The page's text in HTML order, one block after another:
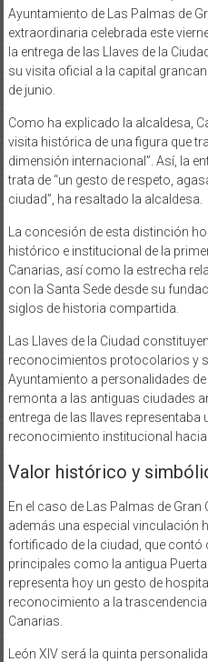
Ayuntamiento de Las Palmas de
extraordinaria celebrada este
la entrega de las Llaves de la
su visita oficial a la capital
de junio.
Como ha explicado la alcaldesa,
visita histórica de una figura que
dimensión internacional”. Así, la
trata de “un gesto de respeto,
ciudad”, ha resaltado la alcaldesa.
La concesión de esta distinción
histórico e institucional de la
Canarias, así como la estrecha
con la Santa Sede desde su
siglos de historia compartida.
Las Llaves de la Ciudad
reconocimientos protocolarios y
Ayuntamiento a personalidades
remonta a las antiguas ciudades
entrega de las llaves representaba
reconocimiento institucional hacia
Valor histórico y
En el caso de Las Palmas de
además una especial vinculación
fortificado de la ciudad, que
principales como la antigua
representa hoy un gesto de
reconocimiento a la
Canarias.
León XIV será la quinta